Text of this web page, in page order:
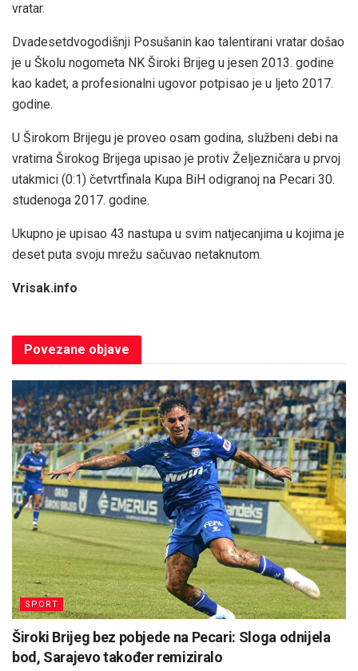
vratar.
Dvadesetdvogodišnji Posušanin kao talentirani vratar došao
je u Školu nogometa NK Široki Brijeg u jesen 2013. godine
kao kadet, a profesionalni ugovor potpisao je u ljeto 2017.
godine.
U Širokom Brijegu je proveo osam godina, službeni debi na
vratima Širokog Brijega upisao je protiv Željezničara u prvoj
utakmici (0:1) četvrtfinala Kupa BiH odigranoj na Pecari 30.
studenoga 2017. godine.
Ukupno je upisao 43 nastupa u svim natjecanjima u kojima je
deset puta svoju mrežu sačuvao netaknutom.
Vrisak.info
Povezane objave
SPORT
Široki Brijeg bez pobjede na Pecari: Sloga odnijela
bod, Sarajevo također remiziralo